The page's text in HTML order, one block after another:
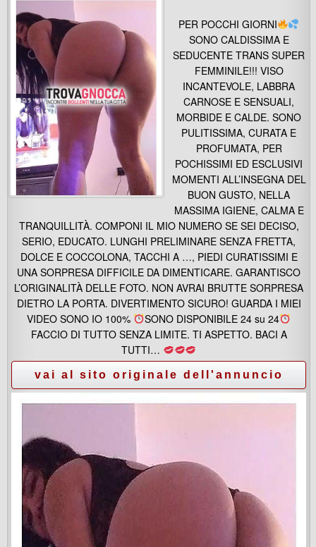
PER POCCHI GIORNI
SONO CALDISSIMA E
SEDUCENTE TRANS SUPER
FEMMINILE!!! VISO
INCANTEVOLE, LABBRA
CARNOSE E SENSUALI,
MORBIDE E CALDE. SONO
PULITISSIMA, CURATA E
PROFUMATA, PER
POCHISSIMI ED ESCLUSIVI
MOMENTI ALL’INSEGNA DEL
BUON GUSTO, NELLA
MASSIMA IGIENE, CALMA E
TRANQUILLITÀ. COMPONI IL MIO NUMERO SE SEI DECISO,
SERIO, EDUCATO. LUNGHI PRELIMINARE SENZA FRETTA,
DOLCE E COCCOLONA, TACCHI A …, PIEDI CURATISSIMI E
UNA SORPRESA DIFFICILE DA DIMENTICARE. GARANTISCO
L’ORIGINALITÀ DELLE FOTO. NON AVRAI BRUTTE SORPRESA
DIETRO LA PORTA. DIVERTIMENTO SICURO! GUARDA I MIEI
VIDEO SONO IO 100%
SONO DISPONIBILE 24 su 24
FACCIO DI TUTTO SENZA LIMITE. TI ASPETTO. BACI A
TUTTI…